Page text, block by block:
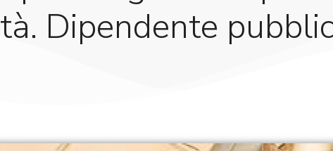
Dipendente